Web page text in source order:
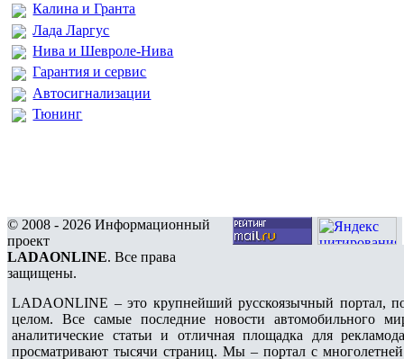
Калина и Гранта
Лада Ларгус
Нива и Шевроле-Нива
Гарантия и сервис
Автосигнализации
Тюнинг
© 2008 - 2026 Информационный
проект
LADAONLINE. Все права
защищены.
LADAONLINE – это крупнейший русскоязычный портал,
целом. Все самые последние новости автомобильного
аналитические статьи и отличная площадка для
просматривают тысячи страниц. Мы – портал с